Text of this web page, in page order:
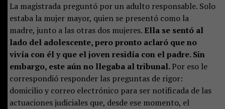
La magistrada preguntó por un adulto responsable. Solo
estaba la mujer mayor, quien se presentó como la
madre, junto a las otras dos mujeres. Ella se sentó al
lado del adolescente, pero pronto aclaró que no
vivía con él y que el joven residía con el padre. Sin
embargo, este aún no llegaba al tribunal.Por eso le
correspondió responder las preguntas de rigor:
domicilio y correo electrónico para ser notificada de las
actuaciones judiciales que, desde ese momento, el